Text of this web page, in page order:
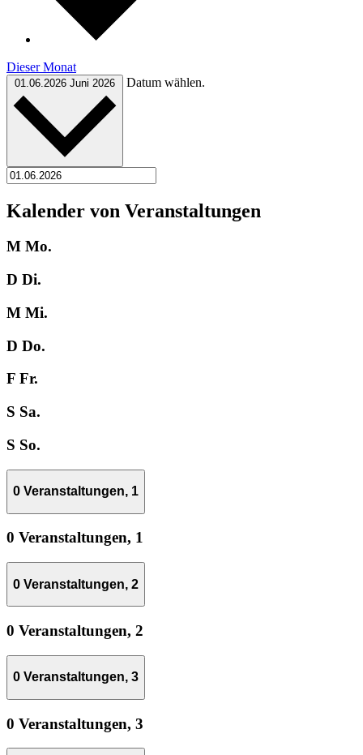
Dieser Monat
01.06.2026 Juni 2026 Datum wählen.
Kalender von Veranstaltungen
M Mo.
D Di.
M Mi.
D Do.
F Fr.
S Sa.
S So.
0 Veranstaltungen, 1
0 Veranstaltungen, 1
0 Veranstaltungen, 2
0 Veranstaltungen, 2
0 Veranstaltungen, 3
0 Veranstaltungen, 3